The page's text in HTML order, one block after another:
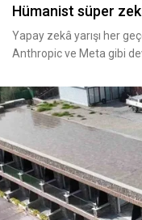
Hümanist süper
Yapay zekâ yarışı her
Anthropic ve Meta gibi